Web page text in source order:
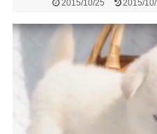
2015/10/25 2015/